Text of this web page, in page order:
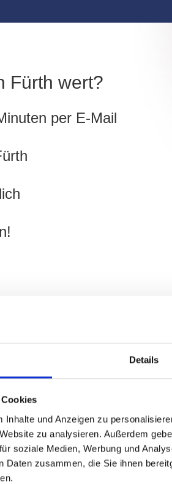
Details
Inhalte und Anzeigen zu
zu analysieren. Außerdem
soziale Medien, Werbung und
Daten zusammen, die Sie ihnen
Fürth wert?
per E-Mail
in
? Ihr Objekt befindet
unterstützt Sie umfassend.
kontaktieren Sie schnellstmöglich